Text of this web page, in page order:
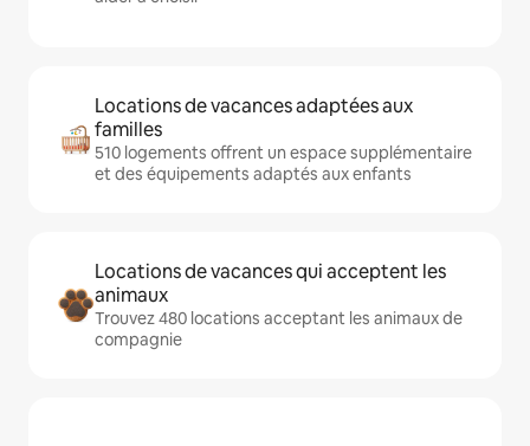
Locations de vacances adaptées aux
familles
510 logements offrent un espace supplémentaire
et des équipements adaptés aux enfants
Locations de vacances qui acceptent les
animaux
Trouvez 480 locations acceptant les animaux de
compagnie